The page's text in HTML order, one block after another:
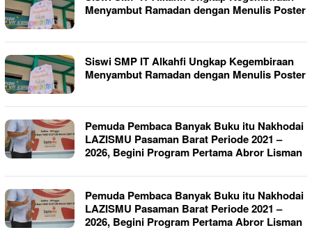
Menyambut Ramadan dengan Menulis Poster
Siswi SMP IT Alkahfi Ungkap Kegembiraan
Menyambut Ramadan dengan Menulis Poster
Pemuda Pembaca Banyak Buku itu Nakhodai
LAZISMU Pasaman Barat Periode 2021 –
2026, Begini Program Pertama Abror Lisman
Pemuda Pembaca Banyak Buku itu Nakhodai
LAZISMU Pasaman Barat Periode 2021 –
2026, Begini Program Pertama Abror Lisman